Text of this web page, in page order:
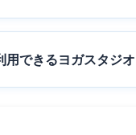
できるヨガスタジ